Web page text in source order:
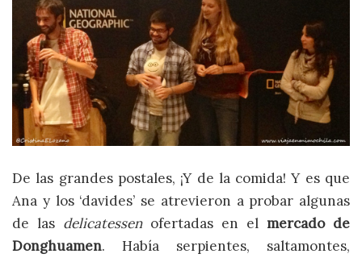
De las grandes postales, ¡Y de la comida! Y es que
Ana y los ‘davides’ se atrevieron a probar algunas
de las delicatessenofertadas en el mercado de
Donghuamen. Había serpientes, saltamontes,